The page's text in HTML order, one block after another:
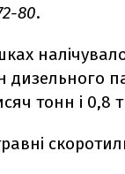
80.
дизельного
тонн і 0,8